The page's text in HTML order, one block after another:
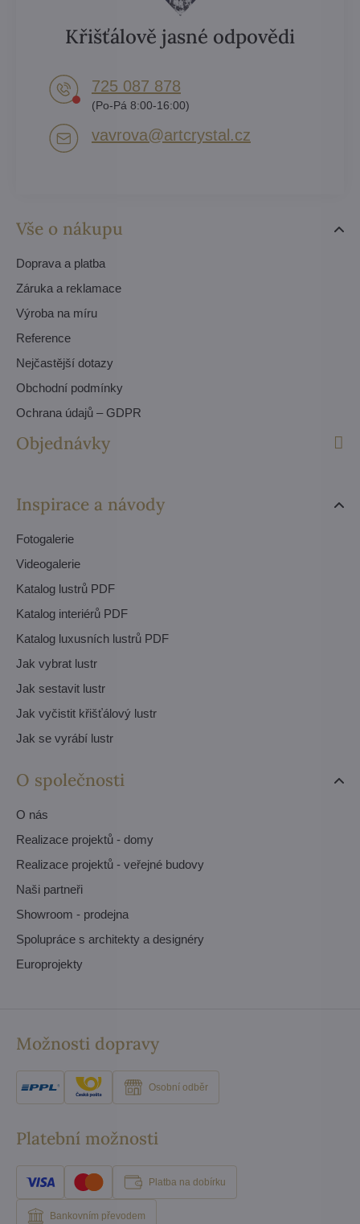
Vše o nákupu
Doprava a platba
Záruka a reklamace
Výroba na míru
Reference
Nejčastější dotazy
Obchodní podmínky
Ochrana údajů – GDPR
Objednávky
Inspirace a návody
Fotogalerie
Videogalerie
Katalog lustrů PDF
Katalog interiérů PDF
Katalog luxusních lustrů PDF
Jak vybrat lustr
Jak sestavit lustr
Jak vyčistit křišťálový lustr
Jak se vyrábí lustr
O společnosti
O nás
Realizace projektů - domy
Realizace projektů - veřejné budovy
Naši partneři
Showroom - prodejna
Spolupráce s architekty a designéry
Europrojekty
Křišťálově jasné odpovědi
725 087 878​
(Po-Pá 8:00-16:00)
vavrova​@artcrystal​.cz
Možnosti dopravy
Osobní odběr
Platební možnosti
Platba na dobírku
Bankovním převodem